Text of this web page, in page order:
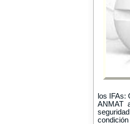
los IFAs:
ANMAT